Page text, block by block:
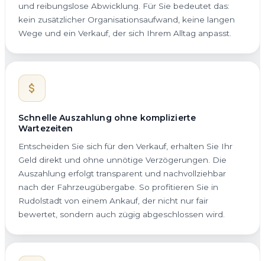
und reibungslose Abwicklung. Für Sie bedeutet das:
kein zusätzlicher Organisationsaufwand, keine langen
Wege und ein Verkauf, der sich Ihrem Alltag anpasst.
Schnelle Auszahlung ohne komplizierte
Wartezeiten
Entscheiden Sie sich für den Verkauf, erhalten Sie Ihr
Geld direkt und ohne unnötige Verzögerungen. Die
Auszahlung erfolgt transparent und nachvollziehbar
nach der Fahrzeugübergabe. So profitieren Sie in
Rudolstadt von einem Ankauf, der nicht nur fair
bewertet, sondern auch zügig abgeschlossen wird.